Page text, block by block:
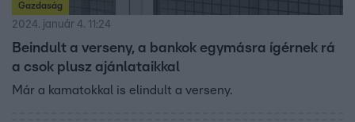
Gazdaság
2024. január 4. 11:24
Beindult a verseny, a bankok egymásra ígérnek rá
a csok plusz ajánlataikkal
Már a kamatokkal is elindult a verseny.